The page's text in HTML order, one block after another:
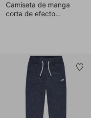
Camiseta de manga
corta de efecto